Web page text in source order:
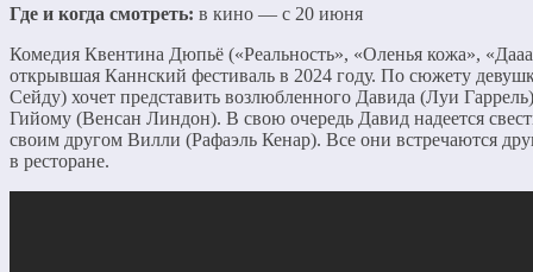
Где и когда смотреть: в кино — с 20 июня
Комедия Квентина Дюпьё («Реальность», «Оленья кожа»,
открывшая Каннский фестиваль в 2024 году. По сюжету
Сейду) хочет представить возлюбленного Давида (Луи
Гийому (Венсан Линдон). В свою очередь Давид надеется
своим другом Вилли (Рафаэль Кенар). Все они встречаются
в ресторане.